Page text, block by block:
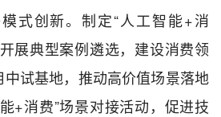
式创新。制定“人工智能+消
展典型案例遴选，建设消费领
试基地，推动高价值场景落地
+消费”场景对接活动，促进技